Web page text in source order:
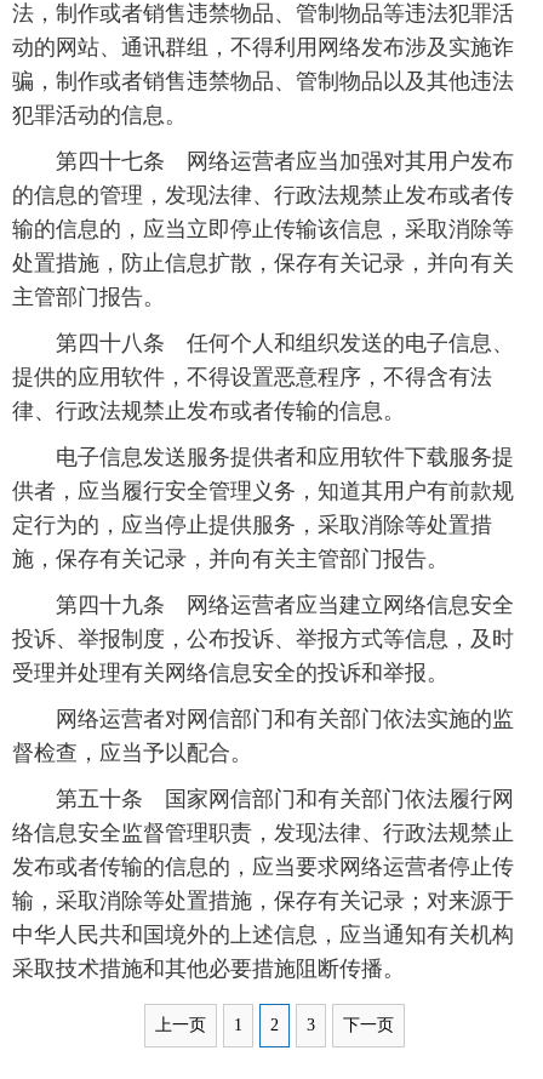
法，制作或者销售违禁物品、管制物品等违法犯罪活
动的网站、通讯群组，不得利用网络发布涉及实施诈
骗，制作或者销售违禁物品、管制物品以及其他违法
犯罪活动的信息。
第四十七条 网络运营者应当加强对其用户发布
的信息的管理，发现法律、行政法规禁止发布或者传
输的信息的，应当立即停止传输该信息，采取消除等
处置措施，防止信息扩散，保存有关记录，并向有关
主管部门报告。
第四十八条 任何个人和组织发送的电子信息、
提供的应用软件，不得设置恶意程序，不得含有法
律、行政法规禁止发布或者传输的信息。
电子信息发送服务提供者和应用软件下载服务提
供者，应当履行安全管理义务，知道其用户有前款规
定行为的，应当停止提供服务，采取消除等处置措
施，保存有关记录，并向有关主管部门报告。
第四十九条 网络运营者应当建立网络信息安全
投诉、举报制度，公布投诉、举报方式等信息，及时
受理并处理有关网络信息安全的投诉和举报。
网络运营者对网信部门和有关部门依法实施的监
督检查，应当予以配合。
第五十条 国家网信部门和有关部门依法履行网
络信息安全监督管理职责，发现法律、行政法规禁止
发布或者传输的信息的，应当要求网络运营者停止传
输，采取消除等处置措施，保存有关记录；对来源于
中华人民共和国境外的上述信息，应当通知有关机构
采取技术措施和其他必要措施阻断传播。
上一页 1 2 3 下一页